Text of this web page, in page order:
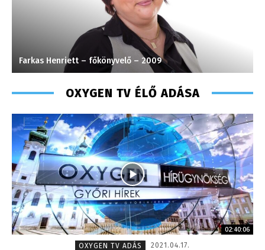
Farkas Henriett – főkönyvelő – 2009
OXYGEN TV ÉLŐ ADÁSA
02:40:06
OXYGEN TV ADÁS
2021.04.17.